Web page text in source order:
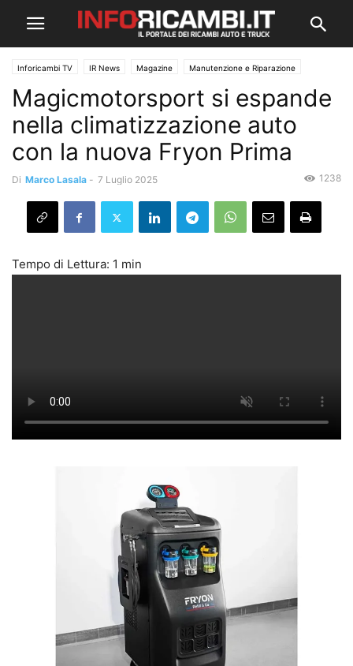
Inforicambi TV IR News Magazine Manutenzione e Riparazione
Magicmotorsport si espande
nella climatizzazione auto
con la nuova Fryon Prima
Di Marco Lasala - 7 Luglio 2025 1238